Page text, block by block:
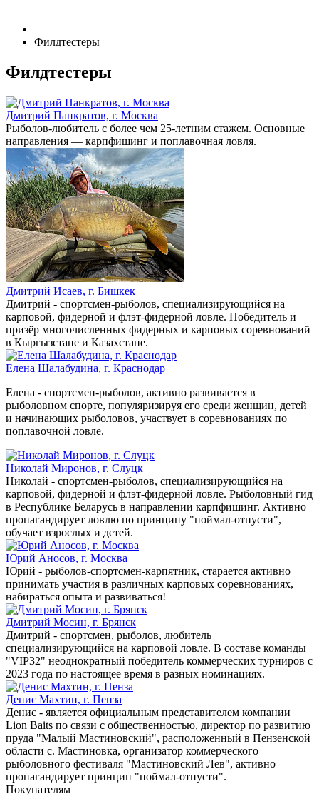
Филдтестеры
Филдтестеры
Дмитрий Панкратов, г. Москва
Рыболов-любитель с более чем 25-летним стажем. Основные
направления — карпфишинг и поплавочная ловля.
Дмитрий Исаев, г. Бишкек
Дмитрий - спортсмен-рыболов, специализирующийся на
карповой, фидерной и флэт-фидерной ловле. Победитель и
призёр многочисленных фидерных и карповых соревнований
в Кыргызстане и Казахстане.
Елена Шалабудина, г. Краснодар
Елена - спортсмен-рыболов, активно развивается в
рыболовном спорте, популяризируя его среди женщин, детей
и начинающих рыболовов, участвует в соревнованиях по
поплавочной ловле.
Николай Миронов, г. Слуцк
Николай - спортсмен-рыболов, специализирующийся на
карповой, фидерной и флэт-фидерной ловле. Рыболовный гид
в Республике Беларусь в направлении карпфишинг. Активно
пропагандирует ловлю по принципу "поймал-отпусти",
обучает взрослых и детей.
Юрий Аносов, г. Москва
Юрий - рыболов-спортсмен-карпятник, старается активно
принимать участия в различных карповых соревнованиях,
набираться опыта и развиваться!
Дмитрий Мосин, г. Брянск
Дмитрий - спортсмен, рыболов, любитель
специализирующийся на карповой ловле. В составе команды
"VIP32" неоднократный победитель коммерческих турниров с
2023 года по настоящее время в разных номинациях.
Денис Махтин, г. Пенза
Денис - является официальным представителем компании
Lion Baits по связи с общественностью, директор по развитию
пруда "Малый Мастиновский", расположенный в Пензенской
области с. Мастиновка, организатор коммерческого
рыболовного фестиваля "Мастиновский Лев", активно
пропагандирует принцип "поймал-отпусти".
Покупателям